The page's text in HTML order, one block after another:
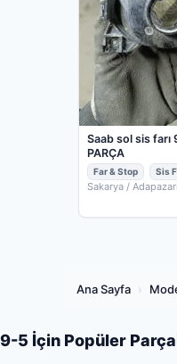
Saab sol sis farı
PARÇA
Far & Stop Sis
Sakarya / Adapazarı
Ana Sayfa ›
9-5 İçin Popüler